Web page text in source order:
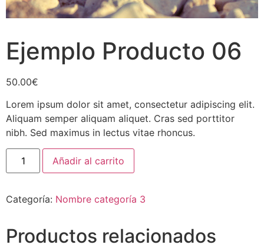
Ejemplo Producto 06
50.00€
Lorem ipsum dolor sit amet, consectetur adipiscing elit.
Aliquam semper aliquam aliquet. Cras sed porttitor
nibh. Sed maximus in lectus vitae rhoncus.
Ejemplo
Producto
06
Añadir al carrito
Categoría: Nombre categoría 3
Productos relacionados